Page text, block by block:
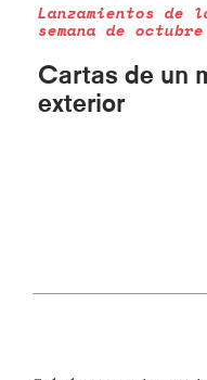
Lanzamientos de
semana de octubre
Cartas de un
exterior